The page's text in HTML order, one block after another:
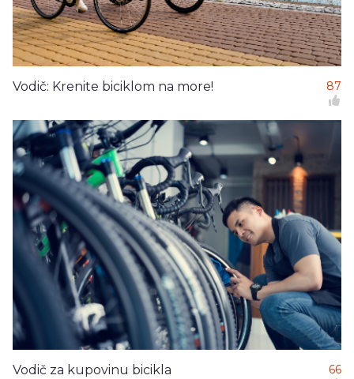
Vodič: Krenite biciklom na more! 87
Vodič za kupovinu bicikla 66